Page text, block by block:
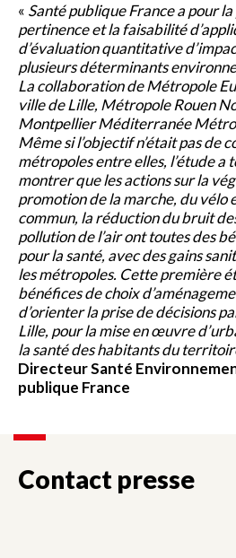
« Santé publique France a pour
pertinence et la faisabilité
d’évaluation quantitative
plusieurs déterminants
La collaboration de Métropole
ville de Lille, Métropole Rouen
Montpellier Méditerranée
Même si l’objectif n’était pas de
métropoles entre elles, l’étude a
montrer que les actions sur la
promotion de la marche, du vélo
commun, la réduction du bruit
pollution de l’air ont toutes des
pour la santé, avec des gains
les métropoles. Cette première
bénéfices de choix
d’orienter la prise de décisions
Lille, pour la mise en œuvre
la santé des habitants du
Directeur Santé
publique France
Contact presse